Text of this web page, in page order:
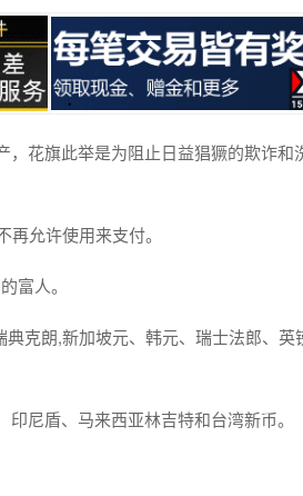
花旗此举是为阻止日益猖獗的欺诈和
允许使用来支付。
富人。
克朗,新加坡元、韩元、瑞士法郎、英
尼盾、马来西亚林吉特和台湾新币。